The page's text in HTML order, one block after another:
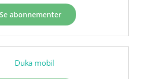
Se abonnementer